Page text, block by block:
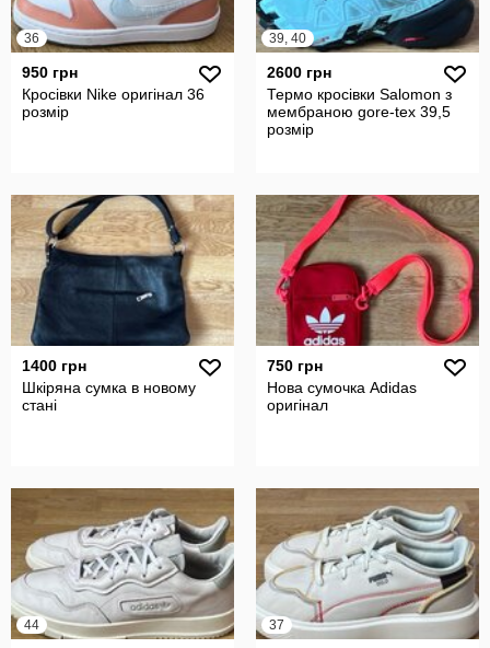
36
950 грн
Кросівки Nike оригінал 36
розмір
39, 40
2600 грн
Термо кросівки Salomon з
мембраною gore-tex 39,5
розмір
1400 грн
Шкіряна сумка в новому
стані
750 грн
Нова сумочка Adidas
оригінал
44 37